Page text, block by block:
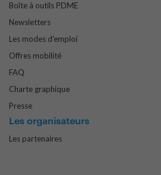
Boîte à outils PDME
Newsletters
Les modes d'emploi
Offres mobilité
FAQ
Charte graphique
Presse
Les organisateurs
Les partenaires